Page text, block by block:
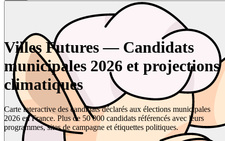
Villes Futures — Candidats
municipales 2026 et projections
climatiques
Carte interactive des candidats déclarés aux élections municipales
2026 en France. Plus de 50 000 candidats référencés avec leurs
programmes, sites de campagne et étiquettes politiques.